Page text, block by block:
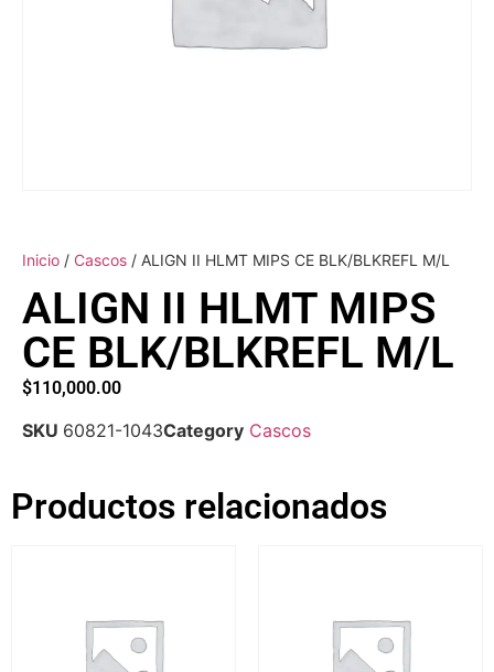
Inicio / Cascos / ALIGN II HLMT MIPS CE BLK/BLKREFL M/L
ALIGN II HLMT MIPS
CE BLK/BLKREFL M/L
$110,000.00
SKU 60821-1043Category Cascos
Productos relacionados